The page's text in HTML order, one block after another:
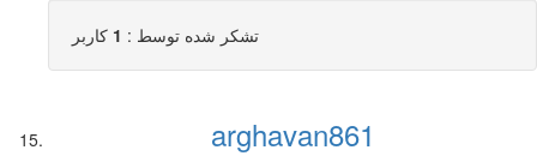
تشکر شده توسط : 1 کاربر
arghavan861